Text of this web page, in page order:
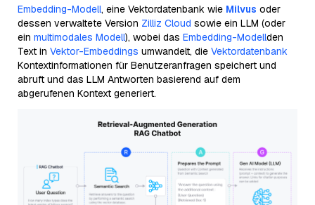
Embedding-Modell, eine Vektordatenbank wie Milvus oder
dessen verwaltete Version Zilliz Cloud sowie ein LLM (oder
ein multimodales Modell), wobei das Embedding-Modellden
Text in Vektor-Embeddings umwandelt, die Vektordatenbank
Kontextinformationen für Benutzeranfragen speichert und
abruft und das LLM Antworten basierend auf dem
abgerufenen Kontext generiert.